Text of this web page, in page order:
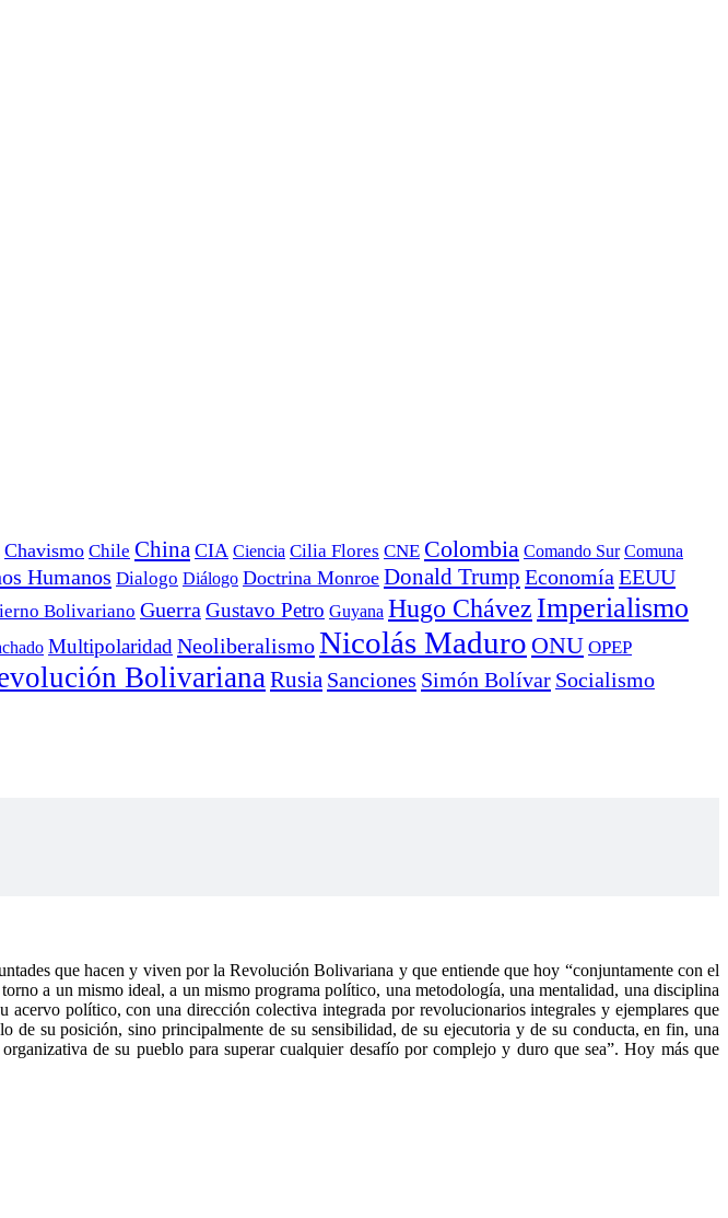
Chavismo Chile China CIA Ciencia Cilia Flores CNE Colombia Comando Sur Comuna
Humanos Dialogo Diálogo Doctrina Monroe Donald Trump Economía EEUU
Bolivariano Guerra Gustavo Petro Guyana Hugo Chávez Imperialismo
Multipolaridad NeoliberalismoNicolás Maduro ONU OPEP
BolivarianaRusia Sanciones Simón Bolívar Socialismo
que hacen y viven por la Revolución Bolivariana y que entiende que hoy “conjuntamente con el
a un mismo ideal, a un mismo programa político, una metodología, una mentalidad, una disciplina
político, con una dirección colectiva integrada por revolucionarios integrales y ejemplares que
su posición, sino principalmente de su sensibilidad, de su ejecutoria y de su conducta, en fin, una
de su pueblo para superar cualquier desafío por complejo y duro que sea”. Hoy más que